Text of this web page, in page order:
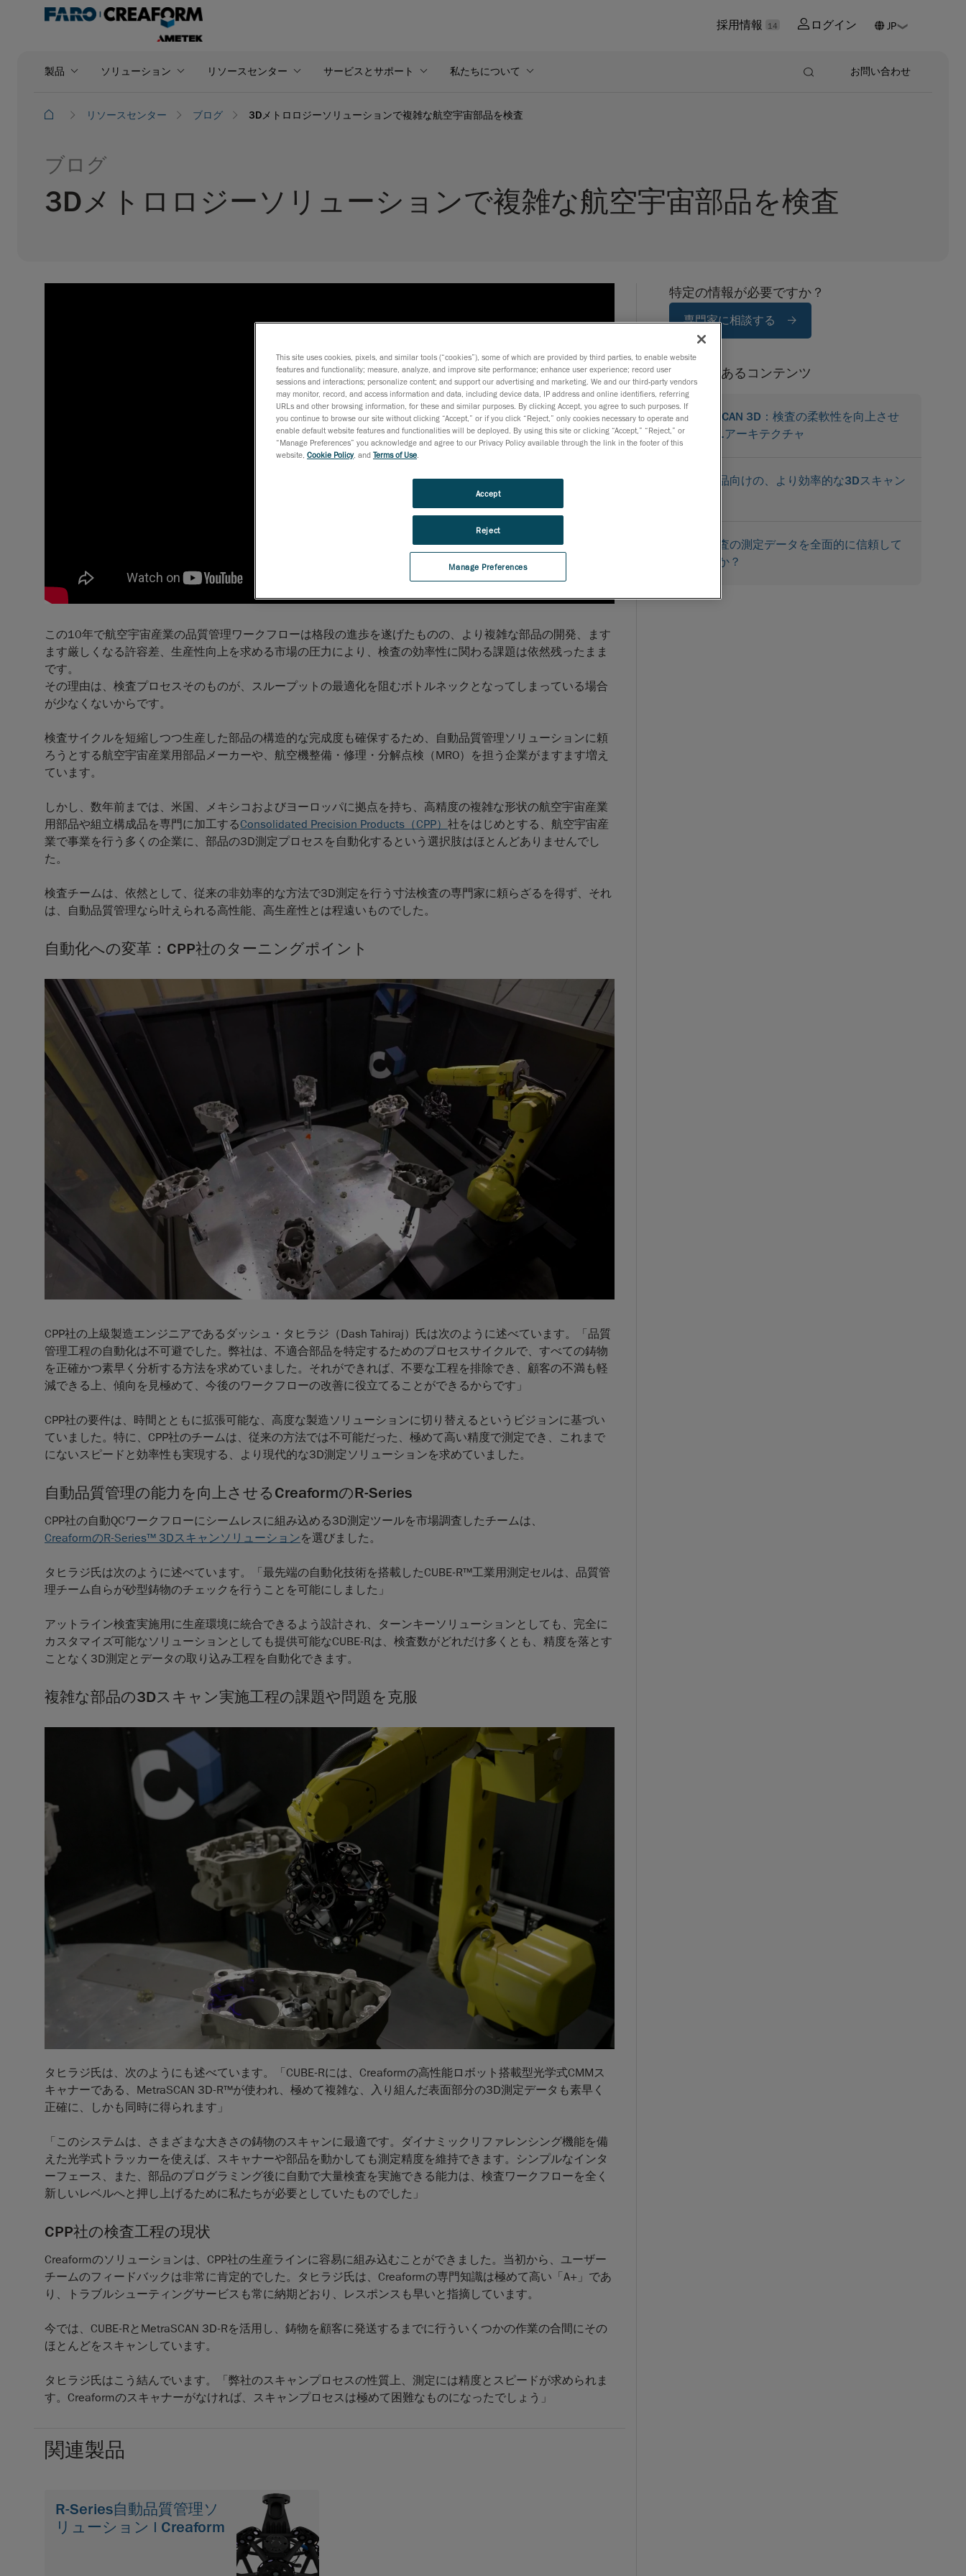
採用情報 14 ログイン
製品 ソリューション リソースセンター サービスとサポート 私たちについて お問い合わせ
リソースセンター ブログ 3Dメトロロジーソリューションで複雑な航空宇宙部品を検査
ブログ
3Dメトロロジーソリューションで複雑な航空宇宙部品を検査
この10年で航空宇宙産業の品質管理ワークフローは格段の進歩を遂げたものの、より複雑な部品の開発、ます
ます厳しくなる許容差、生産性向上を求める市場の圧力により、検査の効率性に関わる課題は依然残ったまま
です。
その理由は、検査プロセスそのものが、スループットの最適化を阻むボトルネックとなってしまっている場合
が少なくないからです。
検査サイクルを短縮しつつ生産した部品の構造的な完成度も確保するため、自動品質管理ソリューションに頼
ろうとする航空宇宙産業用部品メーカーや、航空機整備・修理・分解点検（MRO）を担う企業がますます増え
ています。
しかし、数年前までは、米国、メキシコおよびヨーロッパに拠点を持ち、高精度の複雑な形状の航空宇宙産業
用部品や組立構成品を専門に加工するConsolidated Precision Products（CPP） 社をはじめとする、航空宇宙産
業で事業を行う多くの企業に、部品の3D測定プロセスを自動化するという選択肢はほとんどありませんでし
た。
検査チームは、依然として、従来の非効率的な方法で3D測定を行う寸法検査の専門家に頼らざるを得ず、それ
は、自動品質管理なら叶えられる高性能、高生産性とは程遠いものでした。
自動化への変革：CPP社のターニングポイント
CPP社の上級製造エンジニアであるダッシュ・タヒラジ（Dash Tahiraj）氏は次のように述べています。「品質
管理工程の自動化は不可避でした。弊社は、不適合部品を特定するためのプロセスサイクルで、すべての鋳物
を正確かつ素早く分析する方法を求めていました。それができれば、不要な工程を排除でき、顧客の不満も軽
減できる上、傾向を見極めて、今後のワークフローの改善に役立てることができるからです」
CPP社の要件は、時間とともに拡張可能な、高度な製造ソリューションに切り替えるというビジョンに基づい
ていました。特に、CPP社のチームは、従来の方法では不可能だった、極めて高い精度で測定でき、これまで
にないスピードと効率性も実現する、より現代的な3D測定ソリューションを求めていました。
自動品質管理の能力を向上させるCreaformのR-Series
CPP社の自動QCワークフローにシームレスに組み込める3D測定ツールを市場調査したチームは、
CreaformのR-Series™ 3Dスキャンソリューションを選びました。
タヒラジ氏は次のように述べています。「最先端の自動化技術を搭載したCUBE-R™工業用測定セルは、品質管
理チーム自らが砂型鋳物のチェックを行うことを可能にしました」
アットライン検査実施用に生産環境に統合できるよう設計され、ターンキーソリューションとしても、完全に
カスタマイズ可能なソリューションとしても提供可能なCUBE-Rは、検査数がどれだけ多くとも、精度を落とす
ことなく3D測定とデータの取り込み工程を自動化できます。
複雑な部品の3Dスキャン実施工程の課題や問題を克服
タヒラジ氏は、次のようにも述べています。「CUBE-Rには、Creaformの高性能ロボット搭載型光学式CMMス
キャナーである、MetraSCAN 3D-R™が使われ、極めて複雑な、入り組んだ表面部分の3D測定データも素早く
正確に、しかも同時に得られます」
「このシステムは、さまざまな大きさの鋳物のスキャンに最適です。ダイナミックリファレンシング機能を備
えた光学式トラッカーを使えば、スキャナーや部品を動かしても測定精度を維持できます。シンプルなインタ
ーフェース、また、部品のプログラミング後に自動で大量検査を実施できる能力は、検査ワークフローを全く
新しいレベルへと押し上げるために私たちが必要としていたものでした」
CPP社の検査工程の現状
Creaformのソリューションは、CPP社の生産ラインに容易に組み込むことができました。当初から、ユーザー
チームのフィードバックは非常に肯定的でした。タヒラジ氏は、Creaformの専門知識は極めて高い「A+」であ
り、トラブルシューティングサービスも常に納期どおり、レスポンスも早いと指摘しています。
今では、CUBE-RとMetraSCAN 3D-Rを活用し、鋳物を顧客に発送するまでに行ういくつかの作業の合間にその
ほとんどをスキャンしています。
タヒラジ氏はこう結んでいます。「弊社のスキャンプロセスの性質上、測定には精度とスピードが求められま
す。Creaformのスキャナーがなければ、スキャンプロセスは極めて困難なものになったでしょう」
関連製品
R-Series自動品質管理ソ
リューション | Creaform
特定の情報が必要ですか？
専門家に相談する
関連性のあるコンテンツ
MetraSCAN 3D：検査の柔軟性を向上させ
る3-in-1アーキテクチャ
大型部品向けの、より効率的な3Dスキャン
部品検査の測定データを全面的に信頼して
いますか？
This site uses cookies, pixels, and similar tools (“cookies”), some of which are provided by third parties, to enable website
features and functionality; measure, analyze, and improve site performance; enhance user experience; record user
sessions and interactions; personalize content; and support our advertising and marketing. We and our third-party vendors
may monitor, record, and access information and data, including device data, IP address and online identifiers, referring
URLs and other browsing information, for these and similar purposes. By clicking Accept, you agree to such purposes. If
you continue to browse our site without clicking “Accept,” or if you click “Reject,” only cookies necessary to operate and
enable default website features and functionalities will be deployed. By using this site or clicking “Accept,” “Reject,” or
“Manage Preferences” you acknowledge and agree to our Privacy Policy available through the link in the footer of this
website, Cookie Policy, and Terms of Use
Manage Preferences
Reject
Accept